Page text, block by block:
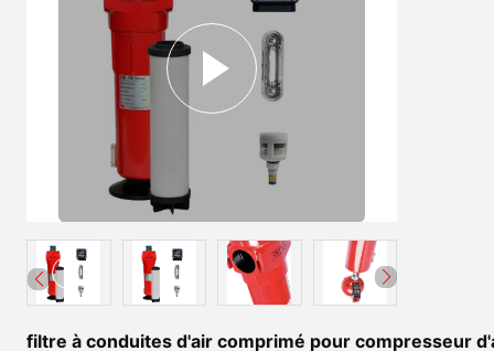
filtre à conduites d'air comprimé pour compresseur